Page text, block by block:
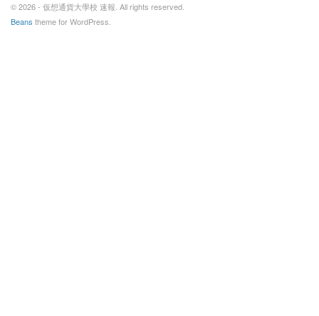
© 2026 - 仮想通貨大學校 速報. All rights reserved.
Beans theme for WordPress.